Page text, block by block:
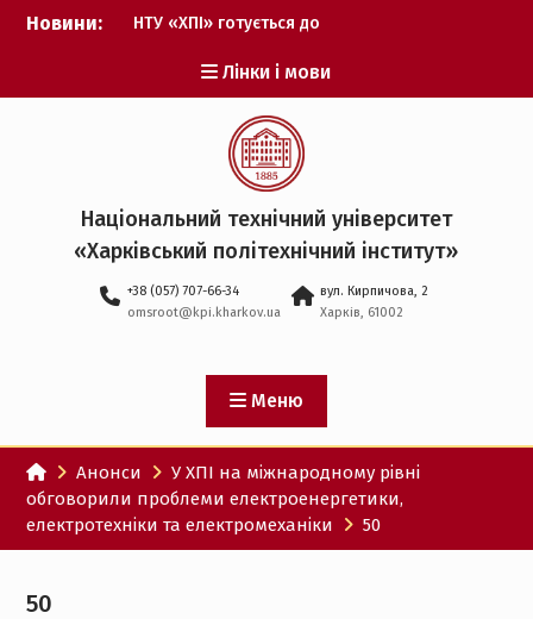
Перейти
Новини:
НТУ «ХПІ» готується до
Музичні таланти ХПІ
запрошуються на
Всеукраїнський
фестиваль «Червона
рута – 2027»
ХПІ уклав угоду про
партнерство з ДержНДІ
технологій кібербезпеки
Головнокомандувачем
Збройних Сил України
участю ХПІ обговорили
перспективи українсько-
іспанського
технологічного
партнерства
Лінки і мови
Національний технічний університет
«Харківський політехнічний iнститут»
+38 (057) 707-66-34
omsroot@kpi.kharkov.ua
вул. Кирпичова, 2
Харків, 61002
Меню
Анонси
У ХПІ на міжнародному рівні
обговорили проблеми електроенергетики,
електротехніки та електромеханіки
50
50